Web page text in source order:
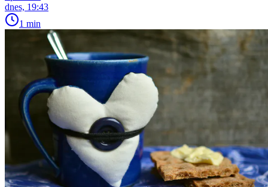
dnes, 19:43
1 min